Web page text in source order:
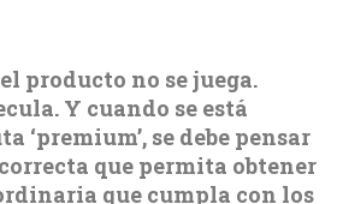
producto no se juega.
Y cuando se está
‘premium’, se debe pensar
que permita obtener
que cumpla con los